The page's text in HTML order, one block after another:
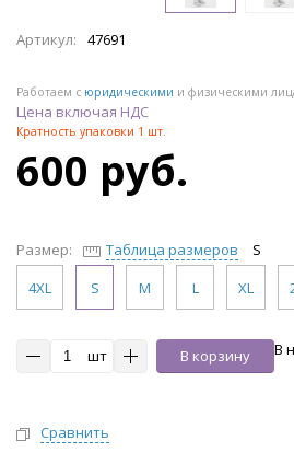
Артикул: 47691
Работаем с юридическими и физическими
Цена включая НДС
Кратность упаковки 1 шт.
600 руб.
Размер: Таблица размеров
S
4XL
S M L XL
шт В корзину В
Сравнить